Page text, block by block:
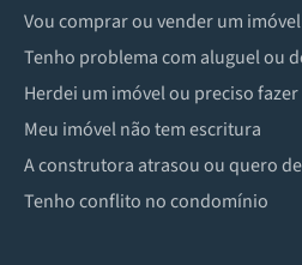
Vou comprar ou vender um imóvel
Tenho problema com aluguel ou
Herdei um imóvel ou preciso
Meu imóvel não tem escritura
A construtora atrasou ou quero
Tenho conflito no condomínio